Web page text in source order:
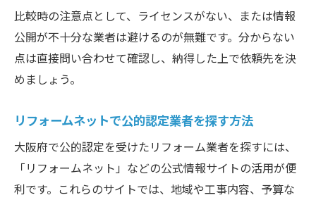
比較時の注意点として、ライセンスがない、または情報
公開が不十分な業者は避けるのが無難です。分からない
点は直接問い合わせて確認し、納得した上で依頼先を決
めましょう。
リフォームネットで公的認定業者を探す方法
大阪府で公的認定を受けたリフォーム業者を探すには、
「リフォームネット」などの公式情報サイトの活用が便
利です。これらのサイトでは、地域や工事内容、予算な